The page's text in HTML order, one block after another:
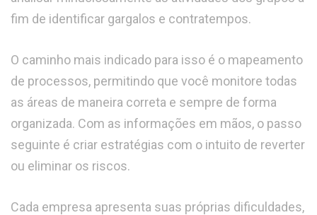
fim de identificar gargalos e contratempos.
O caminho mais indicado para isso é o mapeamento
de processos, permitindo que você monitore todas
as áreas de maneira correta e sempre de forma
organizada. Com as informações em mãos, o passo
seguinte é criar estratégias com o intuito de reverter
ou eliminar os riscos.
Cada empresa apresenta suas próprias dificuldades,